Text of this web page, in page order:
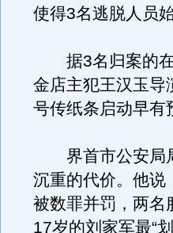
使得3名逃脱人员
据3名归案的在
金店主犯王汉玉导
号传纸条启动早有
界首市公安局局
沉重的代价。他说
被数罪并罚，两名
17岁的刘家军最“